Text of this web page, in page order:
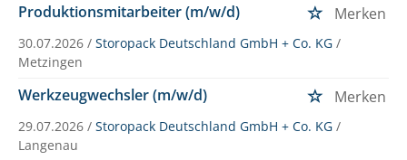
Produktionsmitarbeiter (m/w/d) Merken
30.07.2026 / Storopack Deutschland GmbH + Co. KG /
Metzingen
Werkzeugwechsler (m/w/d) Merken
29.07.2026 / Storopack Deutschland GmbH + Co. KG /
Langenau